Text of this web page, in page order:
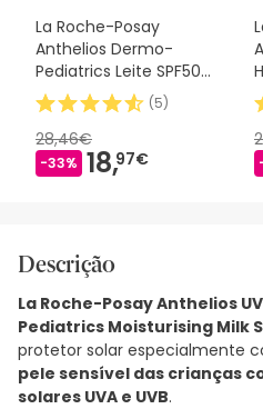
La Roche-Posay
Anthelios Dermo-
Pediatrics Leite SPF50+
50ml
(5)
28,46€
-33% 18,97€
Descrição
La Roche-Posay Anthelios
Pediatrics Moisturising Milk
protetor solar especialmente
pele sensível das crianças
solares UVA e UVB.